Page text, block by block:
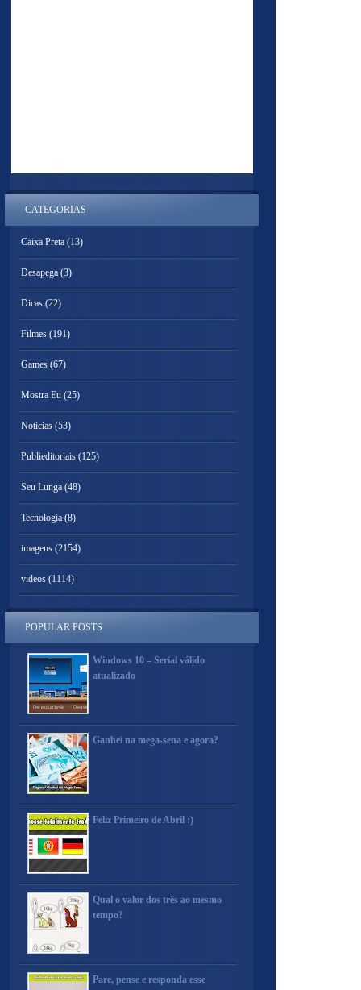
CATEGORIAS
Caixa Preta (13)
Desapega (3)
Dicas (22)
Filmes (191)
Games (67)
Mostra Eu (25)
Noticias (53)
Publieditoriais (125)
Seu Lunga (48)
Tecnologia (8)
imagens (2154)
videos (1114)
POPULAR POSTS
Windows 10 – Serial válido
atualizado
Ganhei na mega-sena e agora?
Feliz Primeiro de Abril :)
Qual o valor dos três ao mesmo
tempo?
Pare, pense e responda esse